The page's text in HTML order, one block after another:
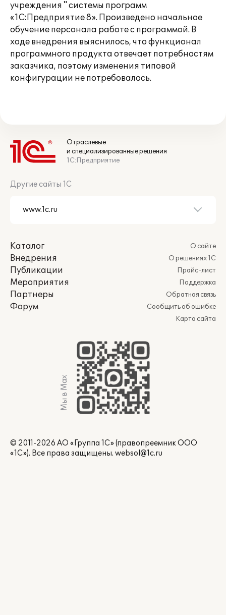
учреждения " системы программ
«1С:Предприятие 8». Произведено начальное
обучение персонала работе с программой. В
ходе внедрения выяснилось, что функционал
программного продукта отвечает потребностям
заказчика, поэтому изменения типовой
конфигурации не потребовалось.
Отраслевые
и специализированные решения
1С:Предприятие
Другие сайты 1С
Каталог
Внедрения
Публикации
Мероприятия
Партнеры
Форум
О сайте
О решениях 1С
Прайс-лист
Поддержка
Обратная связь
Сообщить об ошибке
Карта сайта
Мы в Max
© 2011-2026 АО «Группа 1С» (правопреемник ООО
«1С»). Все права защищены. websol@1c.ru